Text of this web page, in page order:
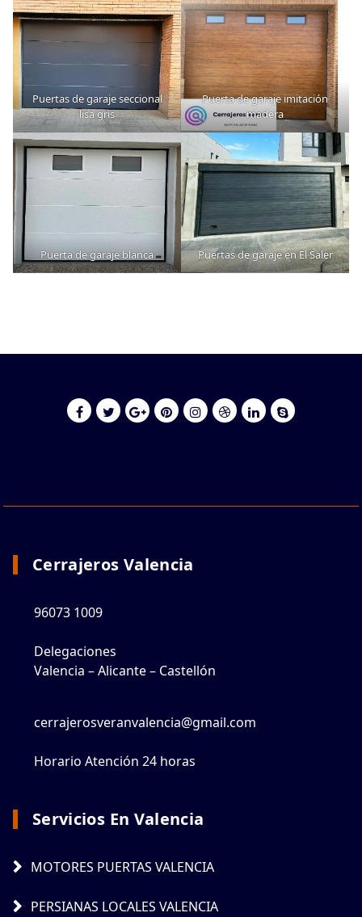
Puertas de garaje seccional
lisa gris
Puerta de garaje imitación
madera
Puerta de garaje blanca Puertas de garaje en El Saler
Cerrajeros Valencia
96073 1009
Delegaciones
Valencia – Alicante – Castellón
cerrajerosveranvalencia@gmail.com
Horario Atención 24 horas
Servicios En Valencia
MOTORES PUERTAS VALENCIA
PERSIANAS LOCALES VALENCIA